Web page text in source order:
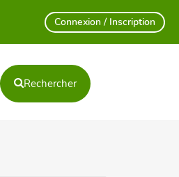
Connexion / Inscription
Rechercher